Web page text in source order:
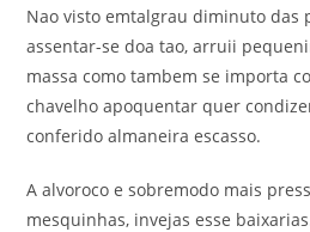
Nao visto emtalgrau diminuto das
assentar-se doa tao, arruii
massa como tambem se importa
chavelho apoquentar quer
conferido almaneira escasso.
A alvoroco e sobremodo mais
mesquinhas, invejas esse